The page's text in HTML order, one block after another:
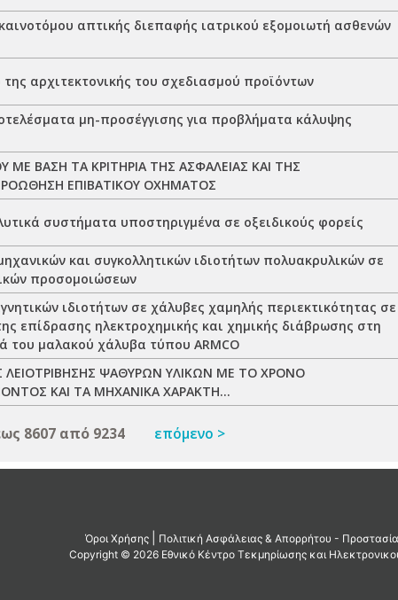
απτικής διεπαφής ιατρικού εξομοιωτή ασθενών
της αρχιτεκτονικής του σχεδιασμού προϊόντων
μη-προσέγγισης για προβλήματα κάλυψης
ΒΑΣΗ ΤΑ ΚΡΙΤΗΡΙΑ ΤΗΣ ΑΣΦΑΛΕΙΑΣ ΚΑΙ ΤΗΣ
ΕΠΙΒΑΤΙΚΟΥ ΟΧΗΜΑΤΟΣ
συστήματα υποστηριγμένα σε οξειδικούς φορείς
και συγκολλητικών ιδιοτήτων πολυακρυλικών σε
προσομοιώσεων
ιδιοτήτων σε χάλυβες χαµηλής περιεκτικότητας σε
επίδρασης ηλεκτροχηµικής και χηµικής διάβρωσης στη
του µαλακού χάλυβα τύπου ARMCO
ΛΕΙΟΤΡΙΒΗΣΗΣ ΨΑΘΥΡΩΝ ΥΛΙΚΩΝ ΜΕ ΤΟ ΧΡΟΝΟ
ΚΑΙ ΤΑ ΜΗΧΑΝΙΚΑ ΧΑΡΑΚΤΗ...
8607 από 9234 επόμενο >